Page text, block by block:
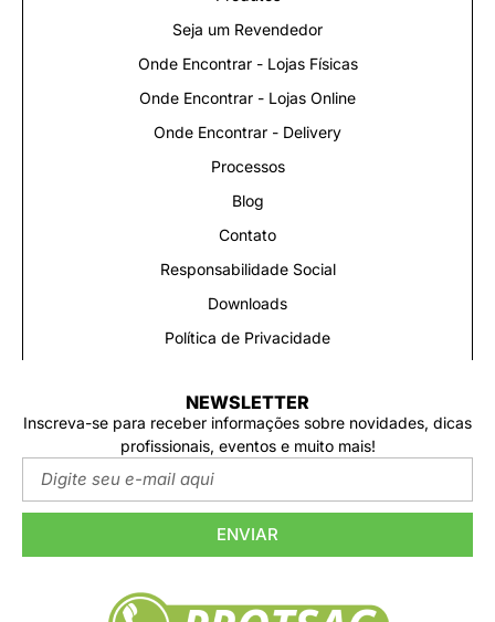
Seja um Revendedor
Onde Encontrar - Lojas Físicas
Onde Encontrar - Lojas Online
Onde Encontrar - Delivery
Processos
Blog
Contato
Responsabilidade Social
Downloads
Política de Privacidade
NEWSLETTER
Inscreva-se para receber informações sobre novidades, dicas
profissionais, eventos e muito mais!
ENVIAR